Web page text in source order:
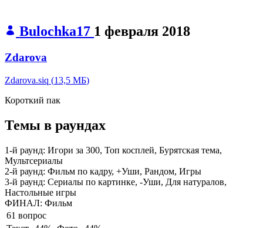
Bulochka17 1 февраля 2018
Zdarova
Zdarova.siq (13,5 МБ)
Короткий пак
Темы в раундах
1-й раунд: Игори за 300, Топ косплей, Бурятская тема,
Мультсериалы
2-й раунд: Фильм по кадру, +Уши, Рандом, Игры
3-й раунд: Сериалы по картинке, -Уши, Для натуралов,
Настольные игры
ФИНАЛ: Фильм
61 вопрос